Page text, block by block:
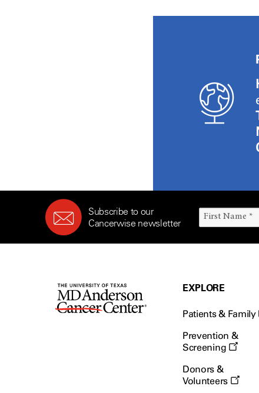
Subscribe to our
Cancerwise newsletter
EXPLORE
Patients & Family
Prevention &
Screening
Donors &
Volunteers